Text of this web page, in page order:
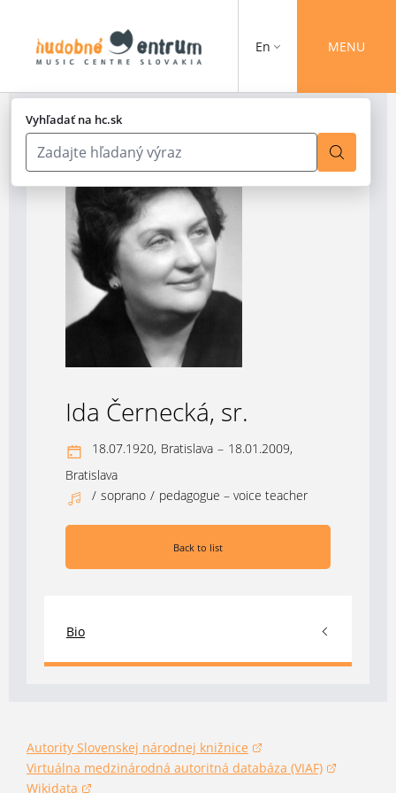
Vyhľadať na hc.sk
En MENU
Ida Černecká, sr.
18.07.1920, Bratislava – 18.01.2009,
Bratislava
/ soprano / pedagogue – voice teacher
Back to list
Bio
Autority Slovenskej národnej knižnice
(opens in a new window)
Virtuálna medzinárodná autoritná databáza (VIAF)
(opens in a new window)
Wikidata